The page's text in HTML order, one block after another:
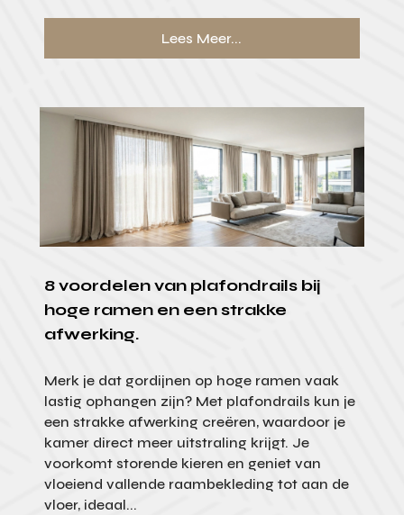
Lees Meer...
8 voordelen van plafondrails bij
hoge ramen en een strakke
afwerking.
Merk je dat gordijnen op hoge ramen vaak
lastig ophangen zijn? Met plafondrails kun je
een strakke afwerking creëren, waardoor je
kamer direct meer uitstraling krijgt. Je
voorkomt storende kieren en geniet van
vloeiend vallende raambekleding tot aan de
vloer, ideaal...